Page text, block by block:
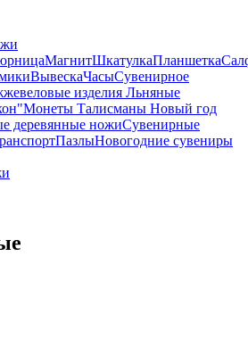
МагнитШкатулкаПланшетка
ВывескаЧасыСувенирное
изделия Льняные
Монеты Талисманы Новый год
деревянные ножиСувенирные
ПазлыНовогодние сувениры